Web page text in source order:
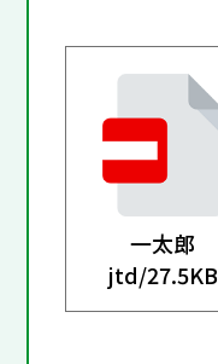
一太郎
jtd/27.5KB